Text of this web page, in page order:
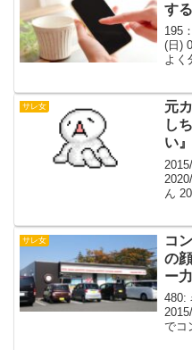
す
195
(日)
よく
るべ
サレ女
元
し
い
ん
し...
サレ女
コ
の
ー
480:
でコ